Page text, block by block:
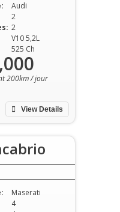
Audi
2
2
V10 5,2L
525 Ch
View Details
200km / jour
Maserati
4